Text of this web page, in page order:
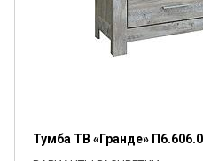
Тумба ТВ «Гранде»